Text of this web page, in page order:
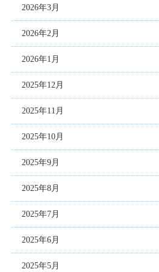
2026年3月
2026年2月
2026年1月
2025年12月
2025年11月
2025年10月
2025年9月
2025年8月
2025年7月
2025年6月
2025年5月